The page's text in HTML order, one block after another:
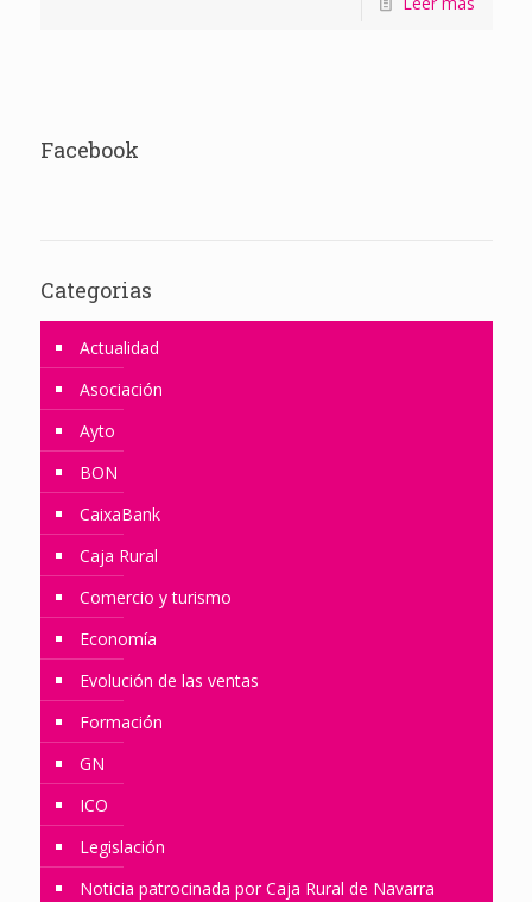
Facebook
Categorias
Actualidad
Asociación
Ayto
BON
CaixaBank
Caja Rural
Comercio y turismo
Economía
Evolución de las ventas
Formación
GN
ICO
Legislación
Noticia patrocinada por Caja Rural de Navarra